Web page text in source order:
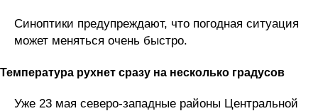
Синоптики предупреждают, что погодная ситуация
может меняться очень быстро.
Температура рухнет сразу на несколько градусов
Уже 23 мая северо-западные районы Центральной